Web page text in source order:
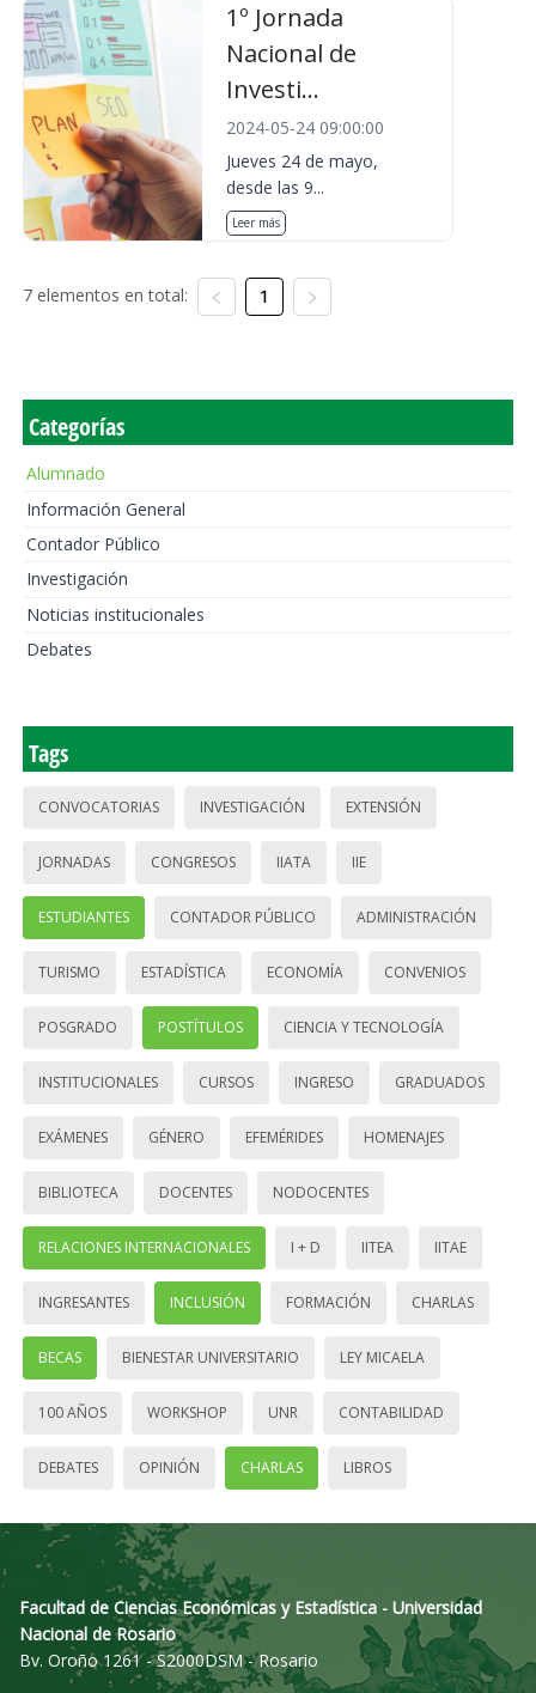
1º Jornada
Nacional de
Investi...
2024-05-24 09:00:00
Jueves 24 de mayo,
desde las 9...
Leer más
7 elementos en total: 1
Categorías
Alumnado
Información General
Contador Público
Investigación
Noticias institucionales
Debates
Tags
CONVOCATORIAS INVESTIGACIÓN EXTENSIÓN
JORNADAS CONGRESOS IIATA IIE
ESTUDIANTES CONTADOR PÚBLICO ADMINISTRACIÓN
TURISMO ESTADÍSTICA ECONOMÍA CONVENIOS
POSGRADO POSTÍTULOS CIENCIA Y TECNOLOGÍA
INSTITUCIONALES CURSOS INGRESO GRADUADOS
EXÁMENES GÉNERO EFEMÉRIDES HOMENAJES
BIBLIOTECA DOCENTES NODOCENTES
RELACIONES INTERNACIONALES I + D IITEA IITAE
INGRESANTES INCLUSIÓN FORMACIÓN CHARLAS
BECAS BIENESTAR UNIVERSITARIO LEY MICAELA
100 AÑOS WORKSHOP UNR CONTABILIDAD
DEBATES OPINIÓN CHARLAS LIBROS
Facultad de Ciencias Económicas y Estadística - Universidad
Nacional de Rosario
Bv. Oroño 1261 - S2000DSM - Rosario